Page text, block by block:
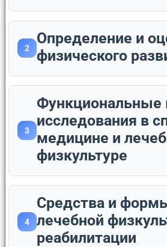
2
Определение и
физического
3
исследования в
медицине и
физкультуре
4
Средства и
лечебной
реабилитации